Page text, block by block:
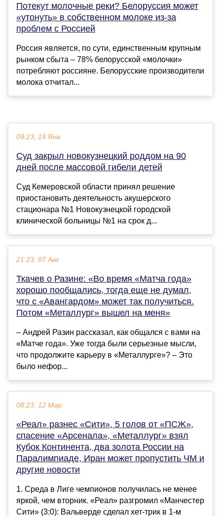
Потекут молочные реки? Белоруссия может
«утонуть» в собственном молоке из-за
проблем с Россией
Россия является, по сути, единственным крупным
рынком сбыта – 78% белорусской «молочки»
потребляют россияне. Белорусские производители
молока отчитал...
09:23, 19 Янв
Суд закрыл новокузнецкий роддом на 90
дней после массовой гибели детей
Суд Кемеровской области принял решение
приостановить деятельность акушерского
стационара №1 Новокузнецкой городской
клинической больницы №1 на срок д...
21:23, 07 Авг
Ткачев о Разине: «Во время «Матча года»
хорошо пообщались, тогда еще не думал,
что с «Авангардом» может так получиться.
Потом «Металлург» вышел на меня»
– Андрей Разин рассказал, как общался с вами на
«Матче года». Уже тогда были серьезные мысли,
что продолжите карьеру в «Металлурге»? – Это
было нефор...
08:23, 12 Мар
«Реал» разнес «Сити», 5 голов от «ПСЖ»,
спасение «Арсенала», «Металлург» взял
Кубок Континента, два золота России на
Паралимпиаде, Иран может пропустить ЧМ и
другие новости
1. Среда в Лиге чемпионов получилась не менее
яркой, чем вторник. «Реал» разгромил «Манчестер
Сити» (3:0): Вальверде сделал хет-трик в 1-м